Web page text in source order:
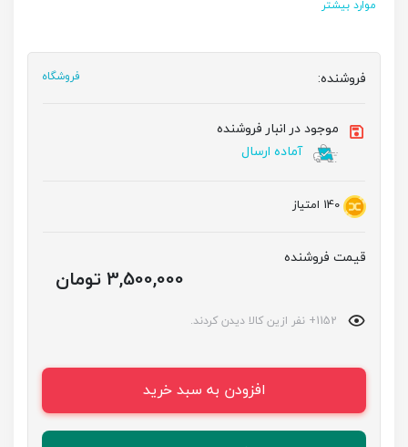
موارد بیشتر
فروشنده: فروشگاه
موجود در انبار فروشنده
آماده ارسال
140 امتیاز
قیمت فروشنده
3,500,000 تومان
افزودن به سبد خرید